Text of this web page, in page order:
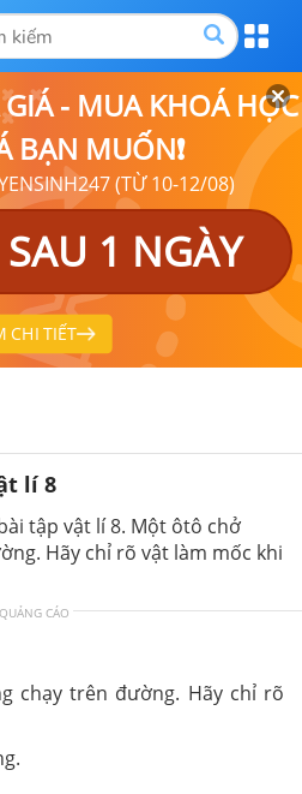
- MUA KHOÁ HỌC
BẠN MUỐN❗
(TỪ 10-12/08)
1 NGÀY
CHI TIẾT
lí 8
tập vật lí 8. Một ôtô chở
Hãy chỉ rõ vật làm mốc khi
QUẢNG CÁO
chạy trên đường. Hãy chỉ rõ
động.